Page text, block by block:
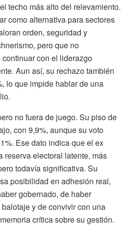
techo más alto del relevamiento.
como alternativa para sectores
orden, seguridad y
pero que no
con el liderazgo
Aun así, su rechazo también
lo que impide hablar de una
no fuera de juego. Su piso de
con 9,9%, aunque su voto
Ese dato indica que el ex
reserva electoral latente, más
todavía significativa. Su
posibilidad en adhesión real,
gobernado, de haber
y de convivir con una
crítica sobre su gestión.